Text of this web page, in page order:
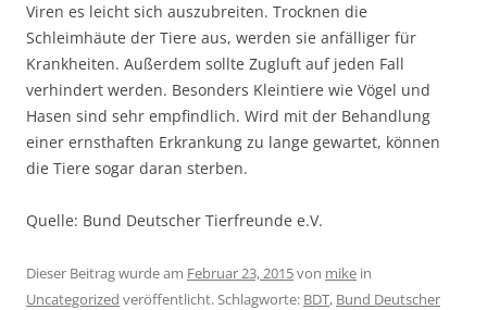
Viren es leicht sich auszubreiten. Trocknen die
Schleimhäute der Tiere aus, werden sie anfälliger für
Krankheiten. Außerdem sollte Zugluft auf jeden Fall
verhindert werden. Besonders Kleintiere wie Vögel und
Hasen sind sehr empfindlich. Wird mit der Behandlung
einer ernsthaften Erkrankung zu lange gewartet, können
die Tiere sogar daran sterben.
Quelle: Bund Deutscher Tierfreunde e.V.
Dieser Beitrag wurde am Februar 23, 2015von mike in
Uncategorized veröffentlicht. Schlagworte: BDT, Bund Deutscher